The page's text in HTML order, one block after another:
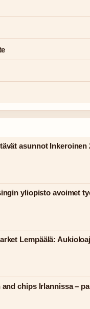
asunnot
yliopisto avoimet
Lempäälä:
and chips Irlannissa –